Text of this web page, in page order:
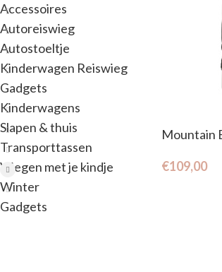
Accessoires
Autoreiswieg
Autostoeltje
Kinderwagen Reiswieg
Gadgets
Kinderwagens
Slapen & thuis
Transporttassen
Vliegen met je kindje
Winter
Gadgets
Mountain
€109,00